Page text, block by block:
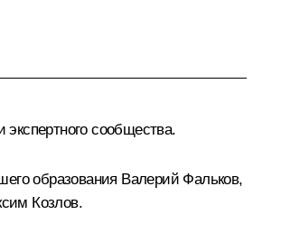
сообщества.
образования Валерий Фальков,
Козлов.